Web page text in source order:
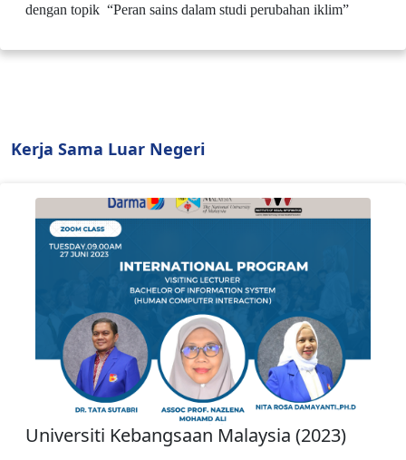
dengan topik “Peran sains dalam studi perubahan iklim”
Kerja Sama Luar Negeri
Universiti Kebangsaan Malaysia (2023)